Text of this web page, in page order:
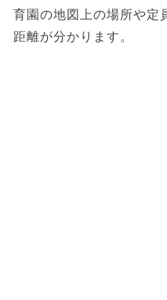
育園の地図上の場所や定
距離が分かります。